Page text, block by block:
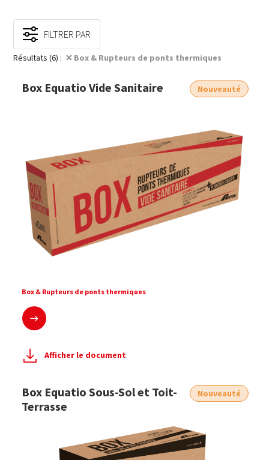
FILTRER PAR
Résultats (6) : Box & Rupteurs de ponts thermiques
Nouveauté
Box Equatio Vide Sanitaire
Box & Rupteurs de ponts thermiques
En savoir plus
Afficher le document
Nouveauté
Box Equatio Sous-Sol et Toit-
Terrasse